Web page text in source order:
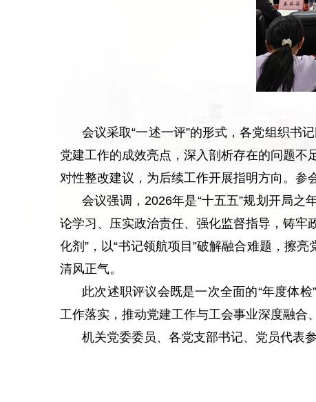
会议采取“一述一评”的形式，各党组织书
党建工作的成效亮点，深入剖析存在的问题
对性整改建议，为后续工作开展指明方向。参
会议强调，2026年是“十五五”规划开局之
论学习、压实政治责任、强化监督指导，铸牢
化剂”，以“书记领航项目”破解融合难题，擦
清风正气。
此次述职评议会既是一次全面的“年度体
工作落实，推动党建工作与工会事业深度融合
机关党委委员、各党支部书记、党员代表参